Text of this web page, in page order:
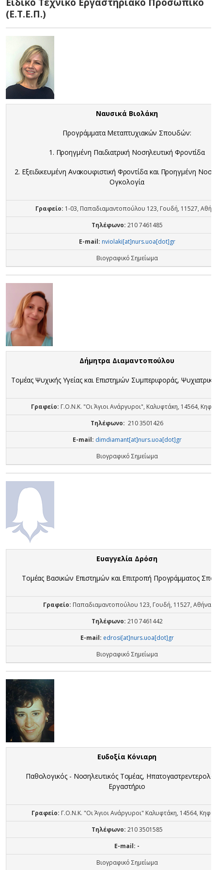
Ειδικό Τεχνικό Εργαστηριακό Προσωπικό
(Ε.Τ.Ε.Π.)
Ναυσικά Βιολάκη
Προγράμματα Μεταπτυχιακών Σπουδών:
1. Προηγμένη Παιδιατρική Νοσηλευτική Φροντίδα
2. Εξειδικευμένη Ανακουφιστική Φροντίδα και Προηγμένη
Ογκολογία
Γραφείο: 1-03, Παπαδιαμαντοπούλου 123, Γουδή, 11527,
Τηλέφωνο: 210 7461485
E-mail: nviolaki[at]nurs.uoa[dot]gr
Βιογραφικό Σημείωμα
Δήμητρα Διαμαντοπούλου
Τομέας Ψυχικής Υγείας και Επιστημών Συμπεριφοράς,
Γραφείο: Γ.Ο.Ν.Κ. "Οι Άγιοι Ανάργυροι", Καλυφτάκη, 14564,
Τηλέφωνο: 210 3501426
E-mail: dimdiamant[at]nurs.uoa[dot]gr
Βιογραφικό Σημείωμα
Ευαγγελία Δρόση
Τομέας Βασικών Επιστημών και Επιτροπή Προγράμματος
Γραφείο: Παπαδιαμαντοπούλου 123, Γουδή, 11527, Αθήνα
Τηλέφωνο: 210 7461442
E-mail: edrosi[at]nurs.uoa[dot]gr
Βιογραφικό Σημείωμα
Ευδοξία Κόνιαρη
Παθολογικός - Νοσηλευτικός Τομέας,
Εργαστήριο
Γραφείο: Γ.Ο.Ν.Κ. "Οι Άγιοι Ανάργυροι" Καλυφτάκη, 14564,
Τηλέφωνο: 210 3501585
E-mail: -
Βιογραφικό Σημείωμα